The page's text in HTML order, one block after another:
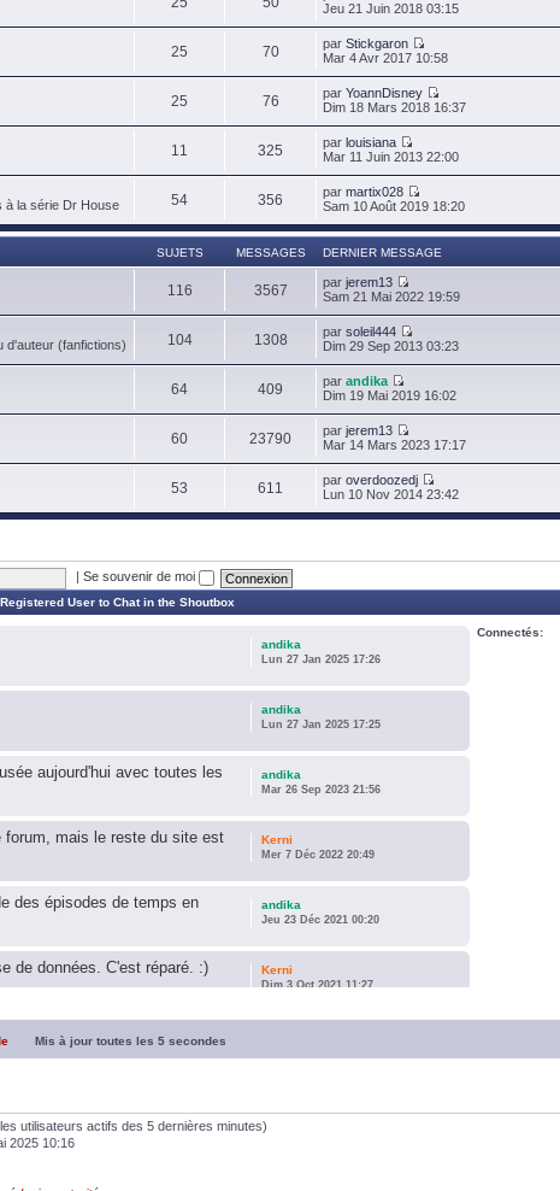
Jeu 21 Juin 2018 03:15
25 70 par Stickgaron
Mar 4 Avr 2017 10:58
25 76 par YoannDisney
Dim 18 Mars 2018 16:37
11 325 par louisiana
Mar 11 Juin 2013 22:00
à la série Dr House 54 356 par martix028
Sam 10 Août 2019 18:20
SUJETS MESSAGES DERNIER MESSAGE
116 3567 par jerem13
Sam 21 Mai 2022 19:59
d'auteur (fanfictions) 104 1308 par soleil444
Dim 29 Sep 2013 03:23
64 409 par andika
Dim 19 Mai 2019 16:02
60 23790 par jerem13
Mar 14 Mars 2023 17:17
53 611 par overdoozedj
Lun 10 Nov 2014 23:42
Se souvenir de moi
User to Chat in the Shoutbox
andika
Lun 27 Jan 2025 17:26
andika
Lun 27 Jan 2025 17:25
aujourd'hui avec toutes les
andika
Mar 26 Sep 2023 21:56
forum, mais le reste du site est
Kerni
Mer 7 Déc 2022 20:49
des épisodes de temps en
andika
Jeu 23 Déc 2021 00:20
de données. C'est réparé. :) Kerni
Dim 3 Oct 2021 11:27
belle que 2020 !
des saisons 6; 7 et 8 !
Dim 26 Avr 2020 14:19
Connectés:
Mis à jour toutes les 5 secondes
utilisateurs actifs des 5 dernières minutes)
2025 10:16